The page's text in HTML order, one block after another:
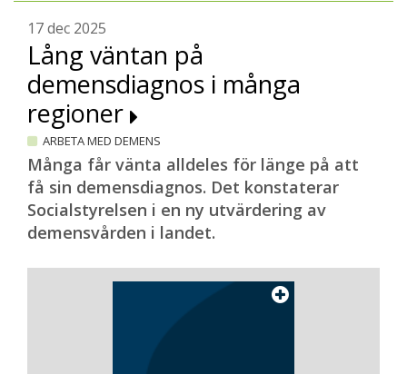
17 dec 2025
Lång väntan på
demensdiagnos i många
regioner
ARBETA MED DEMENS
Många får vänta alldeles för länge på att
få sin demensdiagnos. Det konstaterar
Socialstyrelsen i en ny utvärdering av
demensvården i landet.